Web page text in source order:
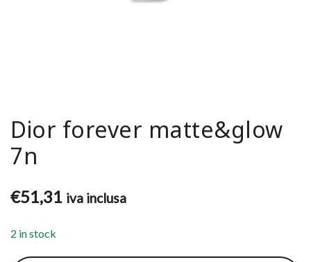
Dior forever matte&glow
7n
€51,31 iva inclusa
2 in stock